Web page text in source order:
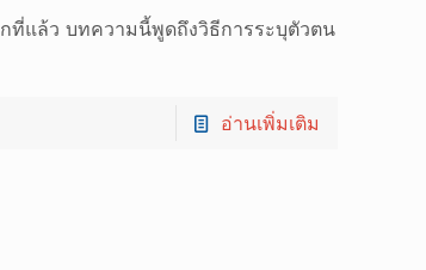
แล้ว บทความนี้พูดถึงวิธีการระบุตัวตน
อ่านเพิ่มเติม